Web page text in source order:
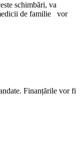
schimbări, va
de familie vor
Finanțările vor fi